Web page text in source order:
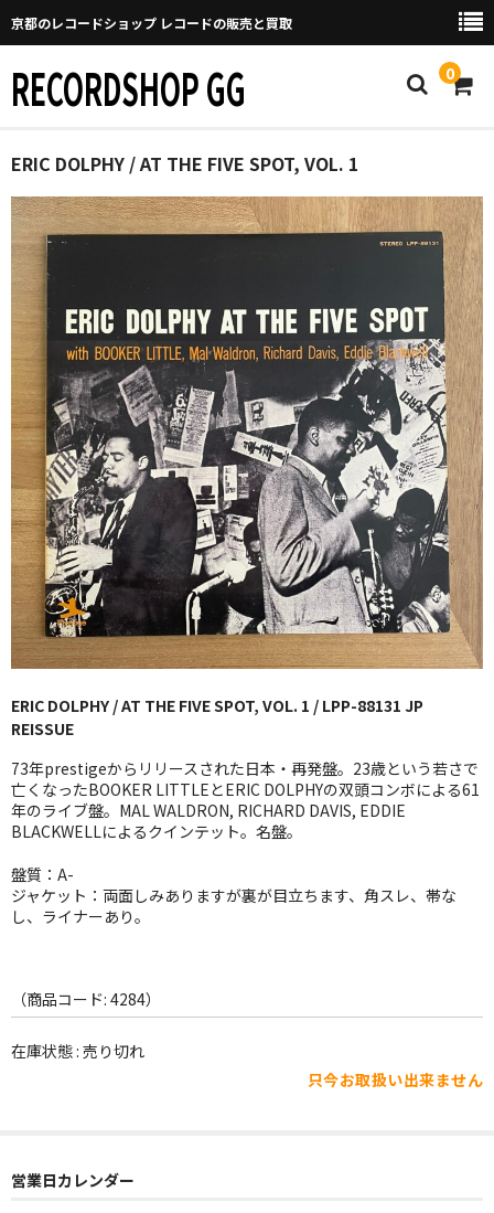
京都のレコードショップ レコードの販売と買取
RECORDSHOP GG 0
Home
マイページ
GGについて
取り置きなどについて
Categories
New Arrivals
新譜
GG RECORD （当店のレーベル）
全商品
JAZZ-US
BLUE NOTE
JAZZ-EU
JAZZ-JP
JAZZ-VOCAL
ROCK
WORLD
その他
Webのみ no.1
ERIC DOLPHY / AT THE FIVE SPOT, VOL. 1
ERIC DOLPHY / AT THE FIVE SPOT, VOL. 1 / LPP-88131 JP
REISSUE
73年prestigeからリリースされた日本・再発盤。23歳という若さで
亡くなったBOOKER LITTLEとERIC DOLPHYの双頭コンボによる61
年のライブ盤。MAL WALDRON, RICHARD DAVIS, EDDIE
BLACKWELLによるクインテット。名盤。
盤質：A-
ジャケット：両面しみありますが裏が目立ちます、角スレ、帯な
し、ライナーあり。
（商品コード: 4284）
在庫状態 : 売り切れ
只今お取扱い出来ません
営業日カレンダー